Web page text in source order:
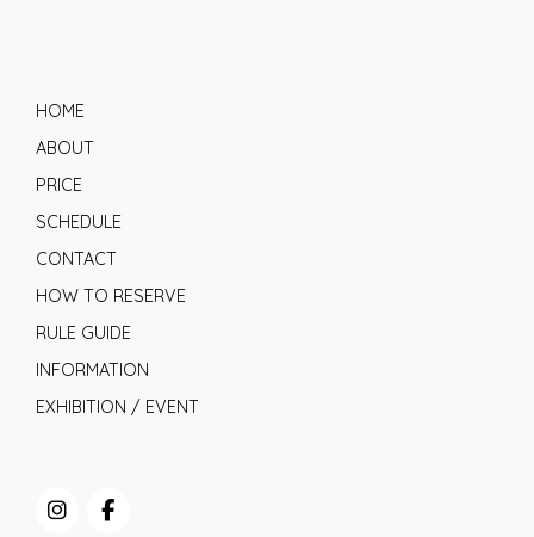
HOME
ABOUT
PRICE
SCHEDULE
CONTACT
HOW TO RESERVE
RULE GUIDE
INFORMATION
EXHIBITION / EVENT